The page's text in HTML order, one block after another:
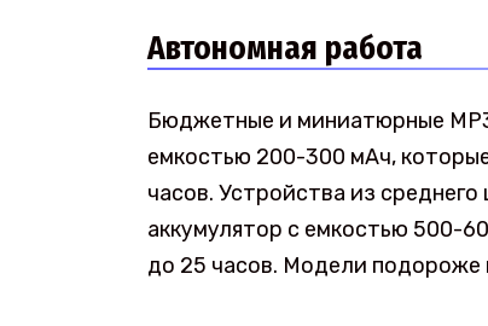
Автономная работа
Бюджетные и миниатюрные
емкостью 200-300 мАч,
часов. Устройства из
аккумулятор с емкостью 500-
до 25 часов. Модели подороже